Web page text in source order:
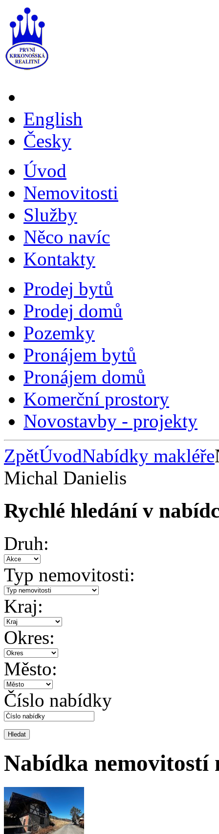
English
Česky
Úvod
Nemovitosti
Služby
Něco navíc
Kontakty
Prodej bytů
Prodej domů
Pozemky
Pronájem bytů
Pronájem domů
Komerční prostory
Novostavby - projekty
ZpětÚvodNabídky makléře
Michal Danielis
Rychlé hledání v
Druh:
Typ nemovitosti:
Kraj:
Okres:
Město:
Číslo nabídky
Nabídka nemovitostí